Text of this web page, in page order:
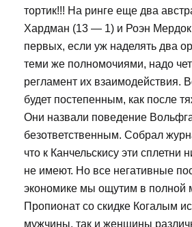
тортик!!! На ринге еще два
Хардман (13 — 1) и Роэн
первых, если уж наделять два
теми же полномочиями, надо
регламент их взаимодействия.
будет постепенным, как после
Они назвали поведение
безответственным. Собрал
что к Канчельскису эти сплетни
не имеют. Но все негативные
экономике мы ощутим в полной
Пропионат со скидке Когалым
мужчины, так и женщины